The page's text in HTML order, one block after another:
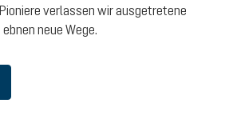
verlassen wir ausgetretene
neue Wege.